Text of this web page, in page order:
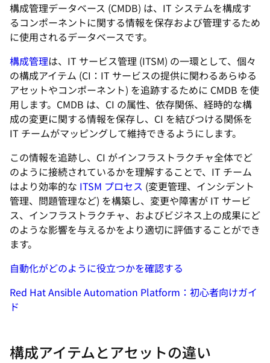
構成管理データベース (CMDB) は、IT システムを構成す
るコンポーネントに関する情報を保存および管理するため
に使用されるデータベースです。
構成管理は、IT サービス管理 (ITSM) の一環として、個々
の構成アイテム (CI：IT サービスの提供に関わるあらゆる
アセットやコンポーネント) を追跡するために CMDB を使
用します。CMDB は、CI の属性、依存関係、経時的な構
成の変更に関する情報を保存し、CI を結びつける関係を
IT チームがマッピングして維持できるようにします。
この情報を追跡し、CI がインフラストラクチャ全体でど
のように接続されているかを理解することで、IT チーム
はより効率的な ITSM プロセス (変更管理、インシデント
管理、問題管理など) を構築し、変更や障害が IT サービ
ス、インフラストラクチャ、およびビジネス上の成果にど
のような影響を与えるかをより適切に評価することができ
ます。
自動化がどのように役立つかを確認する
Red Hat Ansible Automation Platform：初心者向けガイ
ド
構成アイテムとアセットの違い